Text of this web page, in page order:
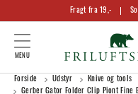
Fragt fra 19,-
Forside Udstyr Knive og tools
Gerber Gator Folder Clip Piont Fine